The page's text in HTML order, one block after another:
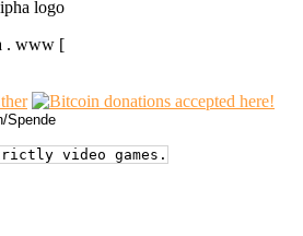
. www [
video games.